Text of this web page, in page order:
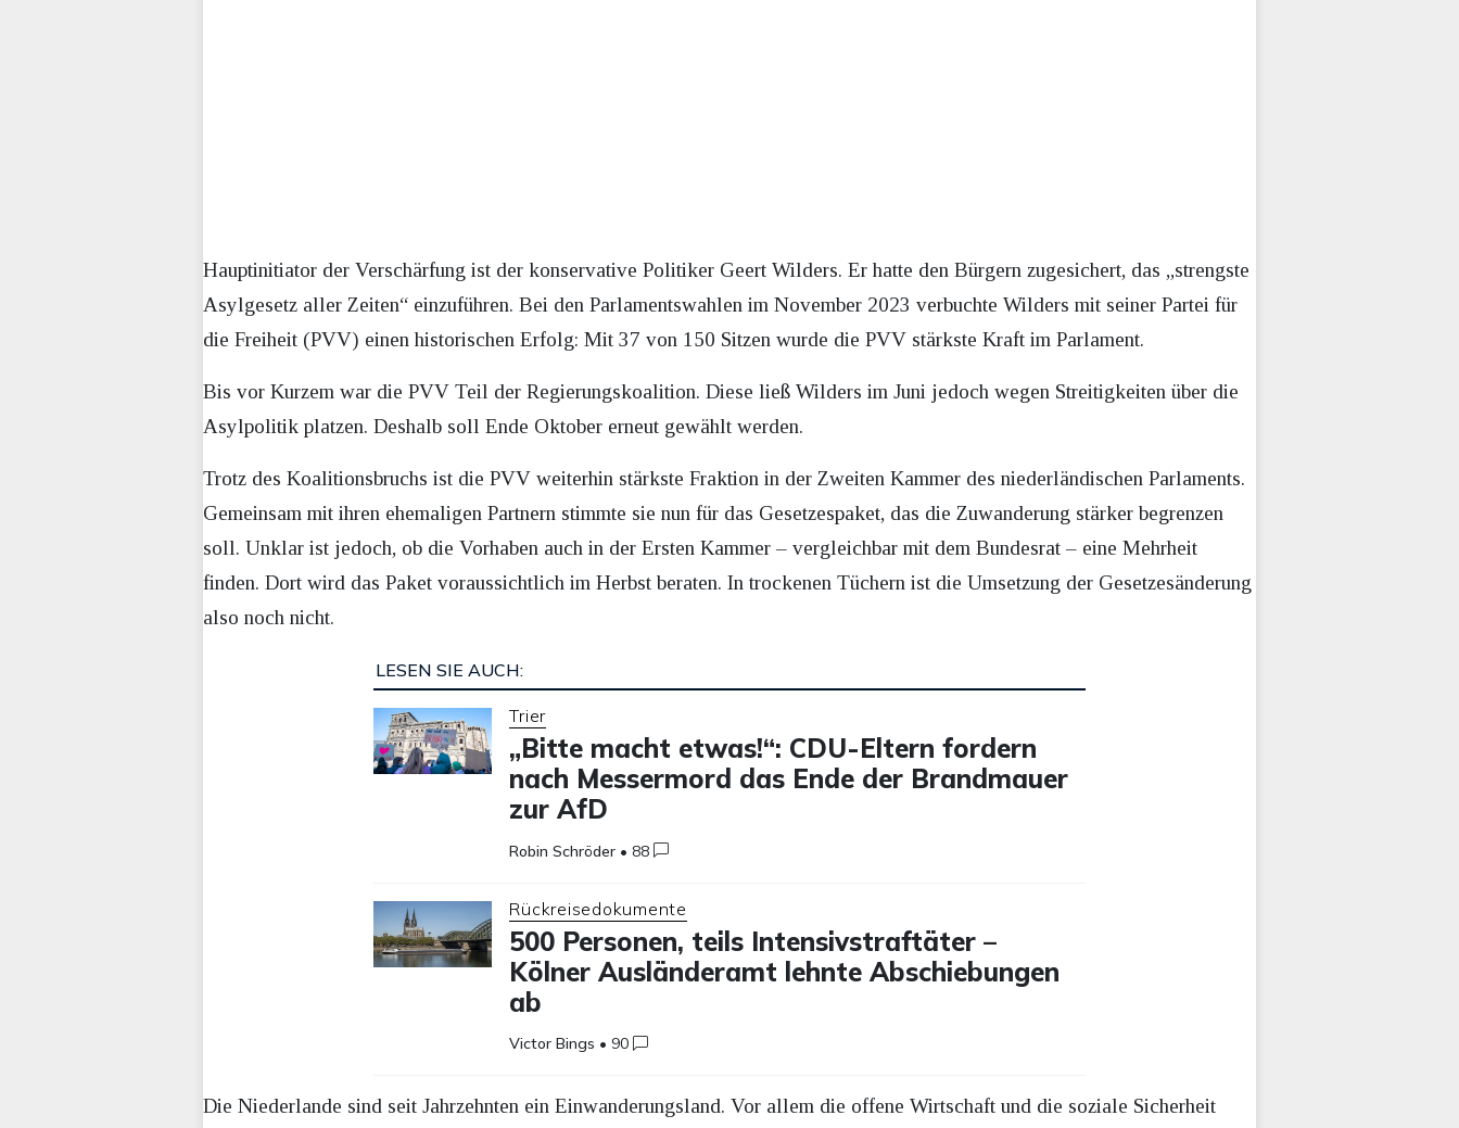
Hauptinitiator der Verschärfung ist der konservative Politiker Geert Wilders. Er hatte den Bürgern zugesichert, das „strengste
Asylgesetz aller Zeiten“ einzuführen. Bei den Parlamentswahlen im November 2023 verbuchte Wilders mit seiner Partei für
die Freiheit (PVV) einen historischen Erfolg: Mit 37 von 150 Sitzen wurde die PVV stärkste Kraft im Parlament.
Bis vor Kurzem war die PVV Teil der Regierungskoalition. Diese ließ Wilders im Juni jedoch wegen Streitigkeiten über die
Asylpolitik platzen. Deshalb soll Ende Oktober erneut gewählt werden.
Trotz des Koalitionsbruchs ist die PVV weiterhin stärkste Fraktion in der Zweiten Kammer des niederländischen Parlaments.
Gemeinsam mit ihren ehemaligen Partnern stimmte sie nun für das Gesetzespaket, das die Zuwanderung stärker begrenzen
soll. Unklar ist jedoch, ob die Vorhaben auch in der Ersten Kammer – vergleichbar mit dem Bundesrat – eine Mehrheit
finden. Dort wird das Paket voraussichtlich im Herbst beraten. In trockenen Tüchern ist die Umsetzung der Gesetzesänderung
also noch nicht.
LESEN SIE AUCH:
Trier
„Bitte macht etwas!“: CDU-Eltern fordern
nach Messermord das Ende der Brandmauer
zur AfD
Robin Schröder • 88
Rückreisedokumente
500 Personen, teils Intensivstraftäter –
Kölner Ausländeramt lehnte Abschiebungen
ab
Victor Bings • 90
Die Niederlande sind seit Jahrzehnten ein Einwanderungsland. Vor allem die offene Wirtschaft und die soziale Sicherheit